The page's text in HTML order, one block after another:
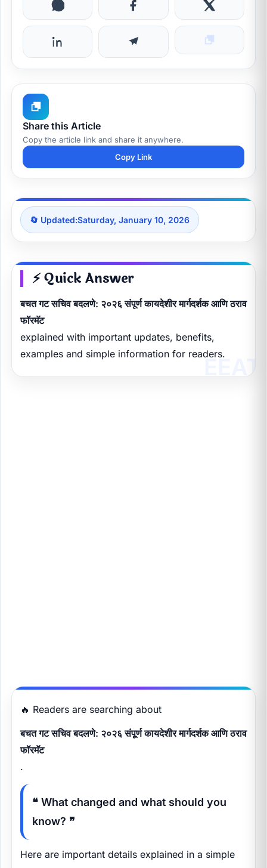
Share this Article
Copy the article link and share it anywhere.
Copy Link
🔄 Updated:Saturday, January 10, 2026
⚡ Quick Answer
बचत गट सचिव बदलणे: २०२६ संपूर्ण कायदेशीर मार्गदर्शक आणि ठराव
फॉरमॅट
explained with important updates, benefits,
examples and simple information for readers.
🔥 Readers are searching about
बचत गट सचिव बदलणे: २०२६ संपूर्ण कायदेशीर मार्गदर्शक आणि ठराव
फॉरमॅट
.
❝ What changed and what should you
know? ❞
Here are important details explained in a simple